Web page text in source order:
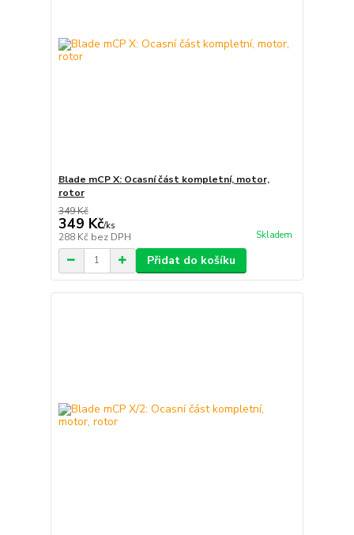
Blade mCP X: Ocasní část kompletní, motor,
rotor
349 Kč
349 Kč/ks
288 Kč bez DPH Skladem
Přidat do košíku